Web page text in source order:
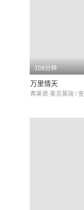
108分钟
万里情天